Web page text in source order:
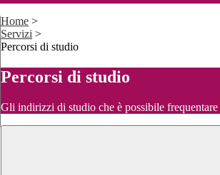
Home >
Servizi >
Percorsi di studio
Percorsi di studio
Gli indirizzi di studio che è possibile frequentare